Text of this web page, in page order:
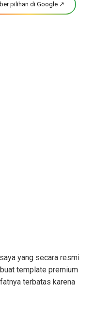
pilihan di Google ↗
yang secara resmi
template premium
terbatas karena